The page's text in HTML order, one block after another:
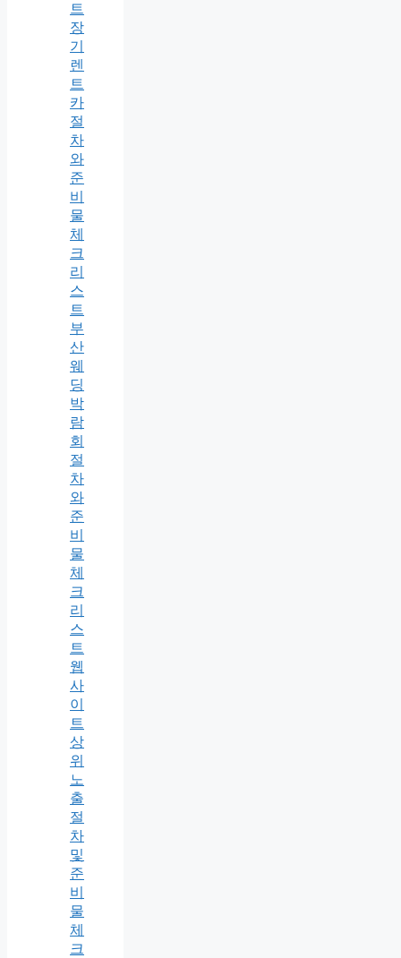
트
장
기
렌
트
카
절
차
와
준
비
물
체
크
리
스
트
부
산
웨
딩
박
람
회
절
차
와
준
비
물
체
크
리
스
트
웹
사
이
트
상
위
노
출
절
차
및
준
비
물
체
크